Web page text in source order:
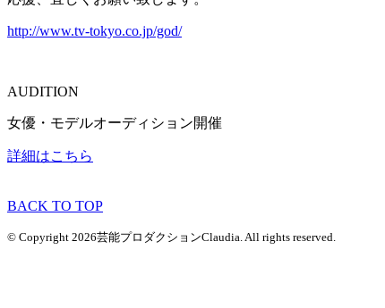
http://www.tv-tokyo.co.jp/god/
AUDITION
女優・モデルオーディション開催
詳細はこちら
BACK TO TOP
© Copyright 2026芸能プロダクションClaudia. All rights reserved.